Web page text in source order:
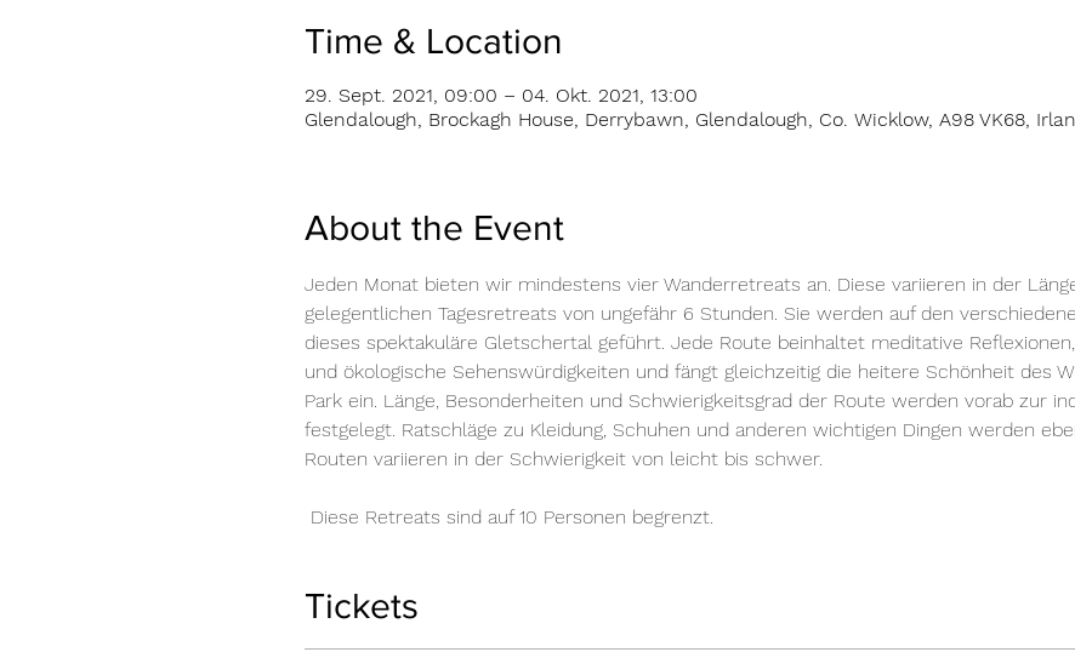
Time & Location
29. Sept. 2021, 09:00 – 04. Okt. 2021, 13:00
Glendalough, Brockagh House, Derrybawn, Glendalough, Co. Wicklow, A98 VK68,
About the Event
Jeden Monat bieten wir mindestens vier Wanderretreats an. Diese variieren in der
gelegentlichen Tagesretreats von ungefähr 6 Stunden. Sie werden auf den
dieses spektakuläre Gletschertal geführt. Jede Route beinhaltet meditative
und ökologische Sehenswürdigkeiten und fängt gleichzeitig die heitere Schönheit des
Park ein. Länge, Besonderheiten und Schwierigkeitsgrad der Route werden vorab zur
festgelegt. Ratschläge zu Kleidung, Schuhen und anderen wichtigen Dingen werden
Routen variieren in der Schwierigkeit von leicht bis schwer.
​ Diese Retreats sind auf 10 Personen begrenzt.
Tickets